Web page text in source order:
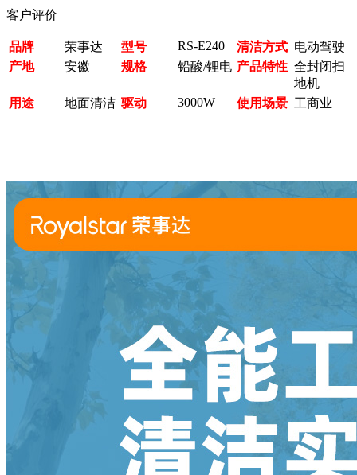
客户评价
品牌 荣事达 型号 RS-E240 清洁方式 电动驾驶
产地
安徽 规格 铅酸/锂电 产品特性 全封闭扫
地机
用途
地面清洁 驱动 3000W 使用场景 工商业